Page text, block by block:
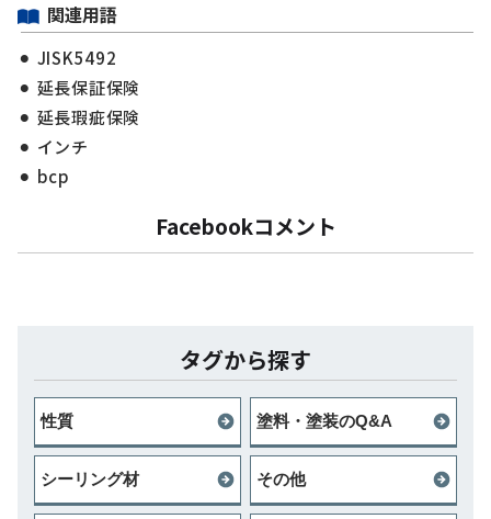
関連用語
JISK5492
延長保証保険
延長瑕疵保険
インチ
bcp
Facebookコメント
タグから探す
性質 塗料・塗装のQ&A
シーリング材 その他